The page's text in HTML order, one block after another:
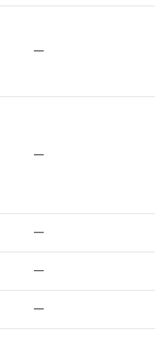
—
—
—
—
—